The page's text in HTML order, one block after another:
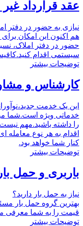
عقد قرارداد
نیازی به حضور در دفتر
هم اکنون این امکان
حضور در دفتر املاک،
سیستمی اقدام
توضیحات بیشتر
کارشناس و
این یک خدمت
خدماتی ویژه است.شما
را داشته باشید.مهم
اقدام به هر نوع
کنار شما خواهد بود.
توضیحات بیشتر
باربری و حمل بار
نیاز به حمل بار دارید؟
بهترین گروه حمل بار
قیمت را به شما معرفی
توضیحات بیشتر